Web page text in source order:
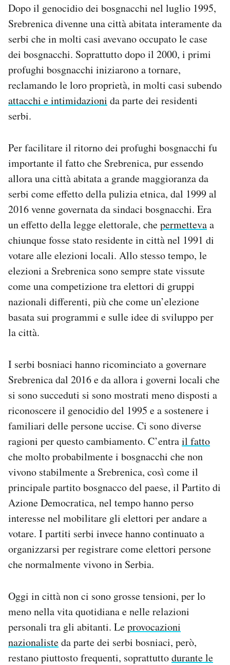
Dopo il genocidio dei bosgnacchi nel luglio 1995,
Srebrenica divenne una città abitata interamente da
serbi che in molti casi avevano occupato le case
dei bosgnacchi. Soprattutto dopo il 2000, i primi
profughi bosgnacchi iniziarono a tornare,
reclamando le loro proprietà, in molti casi subendo
attacchi e intimidazioni da parte dei residenti
serbi.
Per facilitare il ritorno dei profughi bosgnacchi fu
importante il fatto che Srebrenica, pur essendo
allora una città abitata a grande maggioranza da
serbi come effetto della pulizia etnica, dal 1999 al
2016 venne governata da sindaci bosgnacchi. Era
un effetto della legge elettorale, chepermettevaa
chiunque fosse stato residente in città nel 1991 di
votare alle elezioni locali. Allo stesso tempo, le
elezioni a Srebrenica sono sempre state vissute
come una competizione tra elettori di gruppi
nazionali differenti, più che come un’elezione
basata sui programmi e sulle idee di sviluppo per
la città.
I serbi bosniaci hanno ricominciato a governare
Srebrenica dal 2016 e da allora i governi locali che
si sono succeduti si sono mostrati meno disposti a
riconoscere il genocidio del 1995 e a sostenere i
familiari delle persone uccise. Ci sono diverse
ragioni per questo cambiamento. C’entrail fatto
che molto probabilmente i bosgnacchi che non
vivono stabilmente a Srebrenica, così come il
principale partito bosgnacco del paese, il Partito di
Azione Democratica, nel tempo hanno perso
interesse nel mobilitare gli elettori per andare a
votare. I partiti serbi invece hanno continuato a
organizzarsi per registrare come elettori persone
che normalmente vivono in Serbia.
Oggi in città non ci sono grosse tensioni, per lo
meno nella vita quotidiana e nelle relazioni
personali tra gli abitanti. Leprovocazioni
nazionalisteda parte dei serbi bosniaci, però,
restano piuttosto frequenti, soprattuttodurante le